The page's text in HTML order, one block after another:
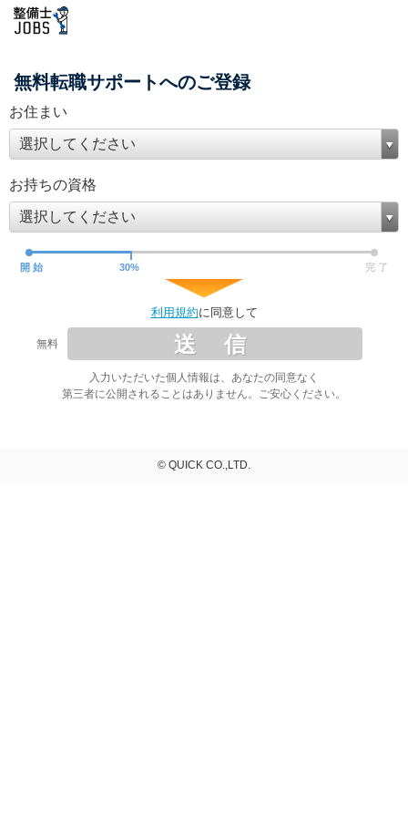
無料転職サポートへのご登録
お住まい
選択してください
お持ちの資格
選択してください
開 始 30% 完 了
利用規約に同意して
無料 送 信
入力いただいた個人情報は、あなたの同意なく
第三者に公開されることはありません。ご安心ください。
© QUICK CO.,LTD.